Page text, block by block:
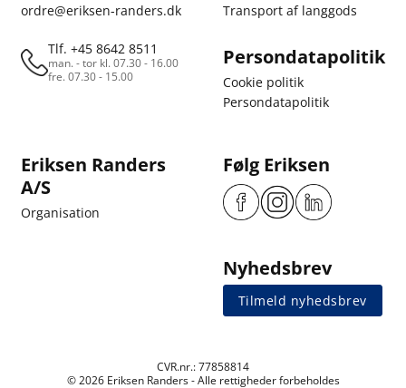
ordre@eriksen-randers.dk
Tlf. +45 8642 8511
man. - tor kl. 07.30 - 16.00
fre. 07.30 - 15.00
Transport af langgods
Persondatapolitik
Cookie politik
Persondatapolitik
Eriksen Randers
A/S
Organisation
Følg Eriksen
Nyhedsbrev
Tilmeld nyhedsbrev
CVR.nr.: 77858814
© 2026 Eriksen Randers - Alle rettigheder forbeholdes